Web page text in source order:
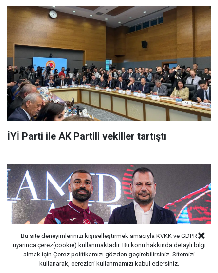
İYİ Parti ile AK Partili vekiller tartıştı
Bu site deneyimlerinizi kişiselleştirmek amacıyla KVKK ve GDPR
uyarınca çerez(cookie) kullanmaktadır. Bu konu hakkında detaylı bilgi
almak için Çerez politikamızı gözden geçirebilirsiniz. Sitemizi
kullanarak, çerezleri kullanmamızı kabul edersiniz.